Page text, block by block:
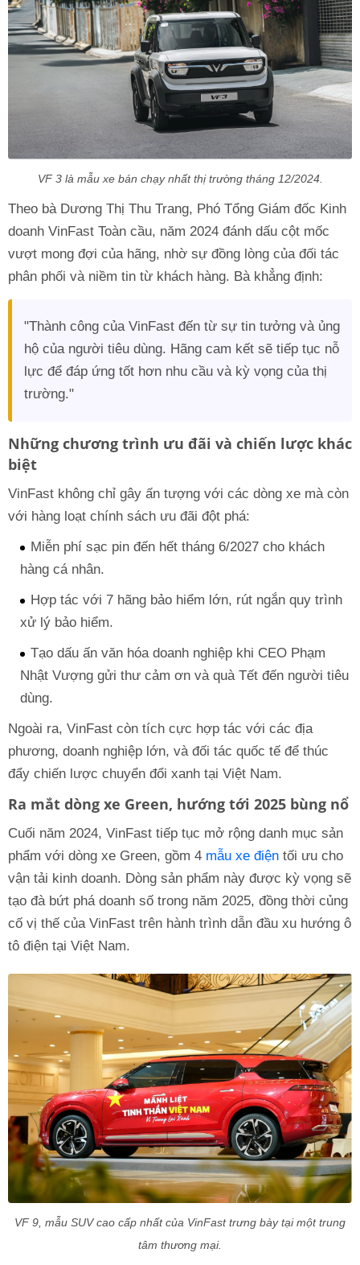
VF 3 là mẫu xe bán chạy nhất thị trường tháng 12/2024.
Theo bà Dương Thị Thu Trang, Phó Tổng Giám đốc Kinh
doanh VinFast Toàn cầu, năm 2024 đánh dấu cột mốc
vượt mong đợi của hãng, nhờ sự đồng lòng của đối tác
phân phối và niềm tin từ khách hàng. Bà khẳng định:
"Thành công của VinFast đến từ sự tin tưởng và ủng
hộ của người tiêu dùng. Hãng cam kết sẽ tiếp tục nỗ
lực để đáp ứng tốt hơn nhu cầu và kỳ vọng của thị
trường."
Những chương trình ưu đãi và chiến lược khác
biệt
VinFast không chỉ gây ấn tượng với các dòng xe mà còn
với hàng loạt chính sách ưu đãi đột phá:
Miễn phí sạc pin đến hết tháng 6/2027 cho khách
hàng cá nhân.
Hợp tác với 7 hãng bảo hiểm lớn, rút ngắn quy trình
xử lý bảo hiểm.
Tạo dấu ấn văn hóa doanh nghiệp khi CEO Phạm
Nhật Vượng gửi thư cảm ơn và quà Tết đến người tiêu
dùng.
Ngoài ra, VinFast còn tích cực hợp tác với các địa
phương, doanh nghiệp lớn, và đối tác quốc tế để thúc
đẩy chiến lược chuyển đổi xanh tại Việt Nam.
Ra mắt dòng xe Green, hướng tới 2025 bùng nổ
Cuối năm 2024, VinFast tiếp tục mở rộng danh mục sản
phẩm với dòng xe Green, gồm 4 mẫu xe điện tối ưu cho
vận tải kinh doanh. Dòng sản phẩm này được kỳ vọng sẽ
tạo đà bứt phá doanh số trong năm 2025, đồng thời củng
cố vị thế của VinFast trên hành trình dẫn đầu xu hướng ô
tô điện tại Việt Nam.
VF 9, mẫu SUV cao cấp nhất của VinFast trưng bày tại một trung
tâm thương mại.